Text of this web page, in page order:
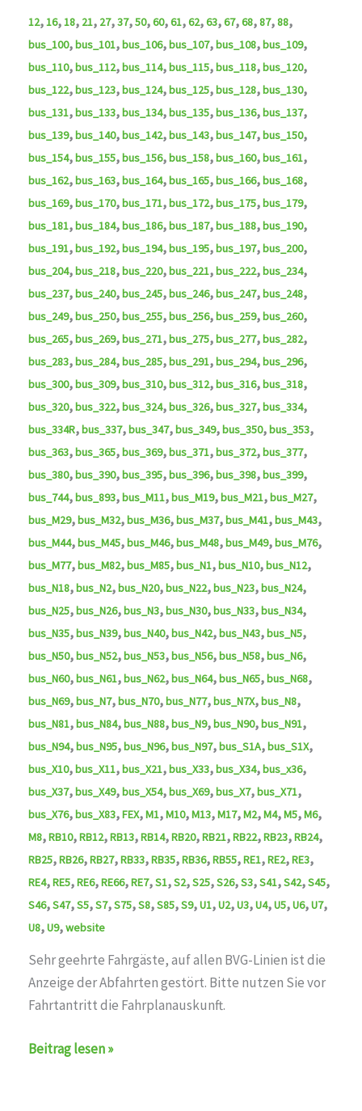
12,16,18, 21, 27,37,50,60,61,62,63,67,68,87,88,
bus_100,bus_101,bus_106,bus_107,bus_108,bus_109,
bus_110,bus_112,bus_114,bus_115,bus_118,bus_120,
bus_122,bus_123,bus_124,bus_125,bus_128,bus_130,
bus_131,bus_133,bus_134,bus_135,bus_136,bus_137,
bus_139,bus_140,bus_142,bus_143,bus_147,bus_150,
bus_154,bus_155,bus_156,bus_158,bus_160,bus_161,
bus_162,bus_163,bus_164,bus_165,bus_166,bus_168,
bus_169,bus_170,bus_171,bus_172,bus_175,bus_179,
bus_181,bus_184,bus_186,bus_187,bus_188,bus_190,
bus_191,bus_192,bus_194,bus_195,bus_197,bus_200,
bus_204,bus_218,bus_220,bus_221,bus_222,bus_234,
bus_237,bus_240,bus_245,bus_246,bus_247,bus_248,
bus_249,bus_250,bus_255,bus_256,bus_259,bus_260,
bus_265,bus_269,bus_271,bus_275,bus_277,bus_282,
bus_283,bus_284,bus_285,bus_291,bus_294,bus_296,
bus_300,bus_309,bus_310,bus_312,bus_316,bus_318,
bus_320,bus_322,bus_324,bus_326,bus_327,bus_334,
bus_334R,bus_337,bus_347,bus_349,bus_350,bus_353,
bus_363,bus_365,bus_369,bus_371,bus_372,bus_377,
bus_380,bus_390,bus_395,bus_396,bus_398,bus_399,
bus_744,bus_893,bus_M11,bus_M19,bus_M21,bus_M27,
bus_M29,bus_M32,bus_M36,bus_M37,bus_M41,bus_M43,
bus_M44,bus_M45,bus_M46,bus_M48,bus_M49,bus_M76,
bus_M77,bus_M82,bus_M85,bus_N1,bus_N10,bus_N12,
bus_N18,bus_N2,bus_N20,bus_N22,bus_N23,bus_N24,
bus_N25,bus_N26,bus_N3,bus_N30,bus_N33,bus_N34,
bus_N35,bus_N39,bus_N40,bus_N42,bus_N43,bus_N5,
bus_N50,bus_N52,bus_N53,bus_N56,bus_N58,bus_N6,
bus_N60,bus_N61,bus_N62,bus_N64,bus_N65,bus_N68,
bus_N69,bus_N7,bus_N70,bus_N77,bus_N7X,bus_N8,
bus_N81,bus_N84,bus_N88,bus_N9,bus_N90,bus_N91,
bus_N94,bus_N95,bus_N96,bus_N97,bus_S1A,bus_S1X,
bus_X10,bus_X11,bus_X21,bus_X33,bus_X34,bus_x36,
bus_X37,bus_X49,bus_X54,bus_X69,bus_X7,bus_X71,
bus_X76,bus_X83,FEX,M1,M10,M13,M17,M2,M4,M5,M6,
M8,RB10,RB12,RB13,RB14,RB20,RB21,RB22,RB23,RB24,
RB25,RB26,RB27,RB33,RB35,RB36,RB55,RE1,RE2,RE3,
RE4,RE5,RE6,RE66,RE7,S1,S2,S25,S26,S3,S41,S42,S45,
S46,S47,S5,S7,S75,S8,S85,S9,U1,U2,U3,U4,U5,U6,U7,
U8,U9,website
Sehr geehrte Fahrgäste, auf allen BVG-Linien ist die
Anzeige der Abfahrten gestört. Bitte nutzen Sie vor
Fahrtantritt die Fahrplanauskunft.
Störung
Beitrag lesen »